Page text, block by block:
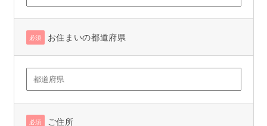
必須 お住まいの都道府県
必須 ご住所